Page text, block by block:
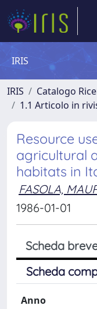
IRIS
IRIS Catalogo
1.1 Articolo in
Resource
agricultural
habitats in
FASOLA,
1986-01-01
Scheda
Scheda
Anno